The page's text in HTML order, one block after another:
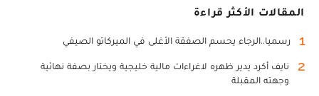
المقالات الأكثر قراءة
1 رسميا..الرجاء يحسم الصفقة الأغلى في الميركاتو الصيفي
2
نايف أكرد يدير ظهره لاغراءات مالية خليجية ويختار بصفة نهائية
وجهته المقبلة